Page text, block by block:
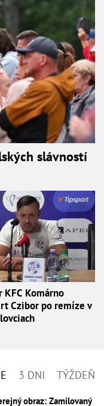
slávností
KFC Komárno
Czibor po remíze v
3 DNI TÝŽDEŇ
obraz: Zamilovaný